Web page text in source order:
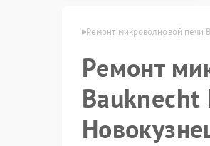
Ремонт микроволновой печи
Ремонт
Bauknecht